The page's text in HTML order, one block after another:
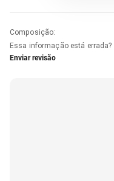
Composição:
Essa informação está errada?
Enviar revisão